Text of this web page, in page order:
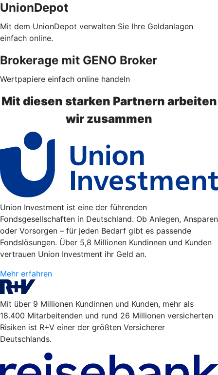
UnionDepot
Mit dem UnionDepot verwalten Sie Ihre Geldanlagen
einfach online.
Brokerage mit GENO Broker
Wertpapiere einfach online handeln
Mit diesen starken Partnern arbeiten
wir zusammen
Union Investment ist eine der führenden
Fondsgesellschaften in Deutschland. Ob Anlegen, Ansparen
oder Vorsorgen – für jeden Bedarf gibt es passende
Fondslösungen. Über 5,8 Millionen Kundinnen und Kunden
vertrauen Union Investment ihr Geld an.
Mehr erfahren
Mit über 9 Millionen Kundinnen und Kunden, mehr als
18.400 Mitarbeitenden und rund 26 Millionen versicherten
Risiken ist R+V einer der größten Versicherer
Deutschlands.